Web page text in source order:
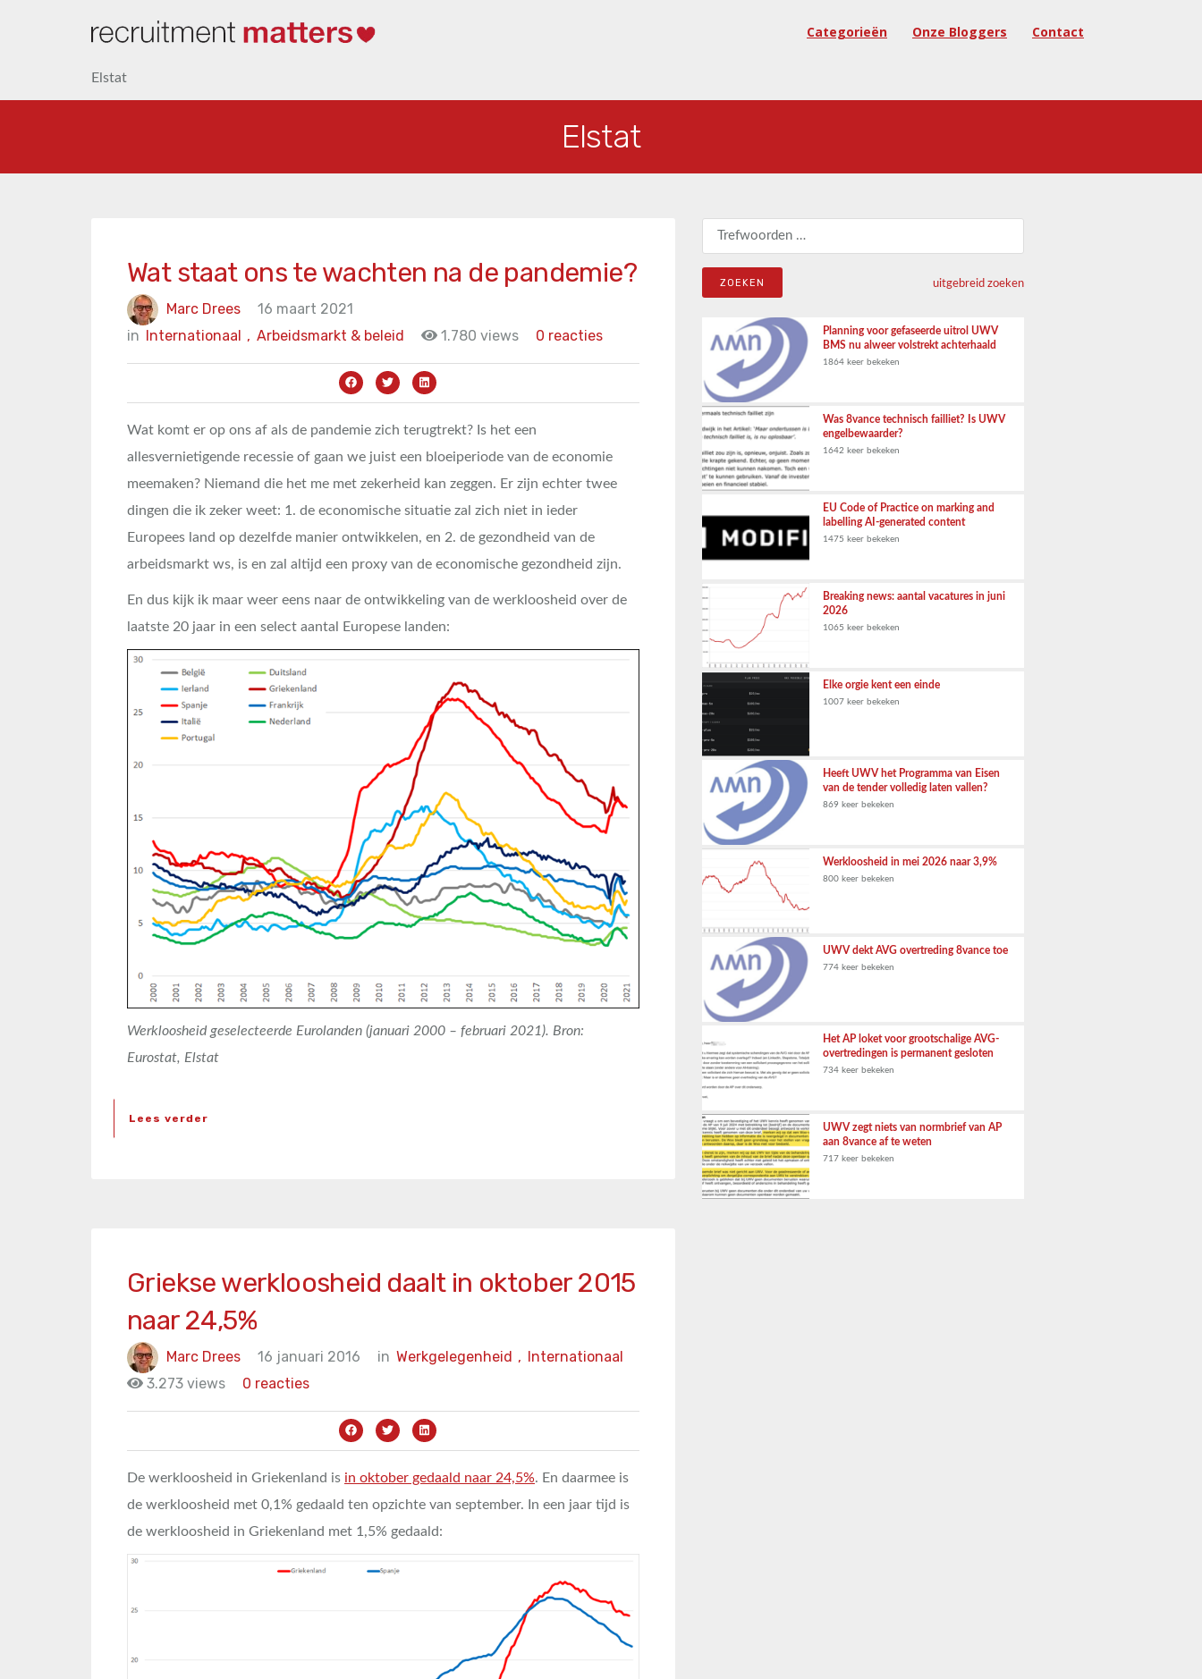
Categorieën Onze Bloggers Contact
Elstat
Elstat
Wat staat ons te wachten na de pandemie?
Marc Drees
16 maart 2021
in
Arbeidsmarkt & beleid
Internationaal , 1.780 views 0 reacties
Wat komt er op ons af als de pandemie zich terugtrekt? Is het een
allesvernietigende recessie of gaan we juist een bloeiperiode van de economie
meemaken? Niemand die het me met zekerheid kan zeggen. Er zijn echter twee
dingen die ik zeker weet: 1. de economische situatie zal zich niet in ieder
Europees land op dezelfde manier ontwikkelen, en 2. de gezondheid van de
arbeidsmarkt ws, is en zal altijd een proxy van de economische gezondheid zijn.
En dus kijk ik maar weer eens naar de ontwikkeling van de werkloosheid over de
laatste 20 jaar in een select aantal Europese landen:
Werkloosheid geselecteerde Eurolanden (januari 2000 – februari 2021). Bron:
Eurostat, Elstat
Lees verder
Griekse werkloosheid daalt in oktober 2015
naar 24,5%
Marc Drees 16 januari 2016 in Internationaal
Werkgelegenheid ,
3.273 views
0 reacties
De werkloosheid in Griekenland is in oktober gedaald naar 24,5%. En daarmee is
de werkloosheid met 0,1% gedaald ten opzichte van september. In een jaar tijd is
de werkloosheid in Griekenland met 1,5% gedaald:
Zoeken naar:
uitgebreid zoeken
Planning voor gefaseerde uitrol UWV
BMS nu alweer volstrekt achterhaald
1864 keer bekeken
Was 8vance technisch failliet? Is UWV
engelbewaarder?
1642 keer bekeken
EU Code of Practice on marking and
labelling AI-generated content
1475 keer bekeken
Breaking news: aantal vacatures in juni
2026
1065 keer bekeken
Elke orgie kent een einde
1007 keer bekeken
Heeft UWV het Programma van Eisen
van de tender volledig laten vallen?
869 keer bekeken
Werkloosheid in mei 2026 naar 3,9%
800 keer bekeken
UWV dekt AVG overtreding 8vance toe
774 keer bekeken
Het AP loket voor grootschalige AVG-
overtredingen is permanent gesloten
734 keer bekeken
UWV zegt niets van normbrief van AP
aan 8vance af te weten
717 keer bekeken